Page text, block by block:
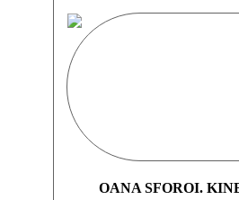
OANA SFOROI.